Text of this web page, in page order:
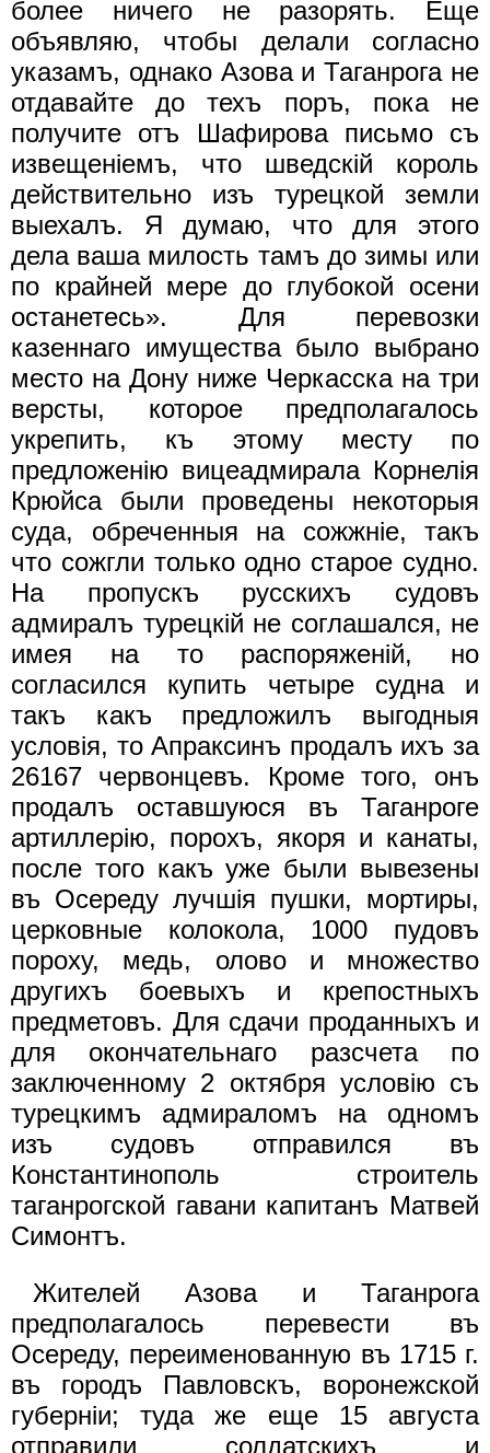
более ничего не разорять. Еще
объявляю, чтобы делали согласно
указамъ, однако Азова и Таганрога не
отдавайте до техъ поръ, пока не
получите отъ Шафирова письмо съ
извещенiемъ, что шведскiй король
действительно изъ турецкой земли
выехалъ. Я думаю, что для этого
дела ваша милость тамъ до зимы или
по крайней мере до глубокой осени
останетесь». Для перевозки
казеннаго имущества было выбрано
место на Дону ниже Черкасска на три
версты, которое предполагалось
укрепить, къ этому месту по
предложенiю вицеадмирала Корнелiя
Крюйса были проведены некоторыя
суда, обреченныя на сожжнiе, такъ
что сожгли только одно старое судно.
На пропускъ русскихъ судовъ
адмиралъ турецкiй не соглашался, не
имея на то распоряженiй, но
согласился купить четыре судна и
такъ какъ предложилъ выгодныя
условiя, то Апраксинъ продалъ ихъ за
26167 червонцевъ. Кроме того, онъ
продалъ оставшуюся въ Таганроге
артиллерiю, порохъ, якоря и канаты,
после того какъ уже были вывезены
въ Осереду лучшiя пушки, мортиры,
церковные колокола, 1000 пудовъ
пороху, медь, олово и множество
другихъ боевыхъ и крепостныхъ
предметовъ. Для сдачи проданныхъ и
для окончательнаго разсчета по
заключенному 2 октября условiю съ
турецкимъ адмираломъ на одномъ
изъ судовъ отправился въ
Константинополь строитель
таганрогской гавани капитанъ Матвей
Симонтъ.
Жителей Азова и Таганрога
предполагалось перевести въ
Осереду, переименованную въ 1715 г.
въ городъ Павловскъ, воронежской
губернiи; туда же еще 15 августа
отправили солдатскихъ и